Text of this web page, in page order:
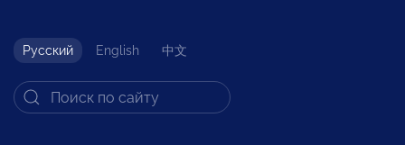
Русский English 中文